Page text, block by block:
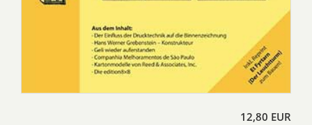
12,80 EUR